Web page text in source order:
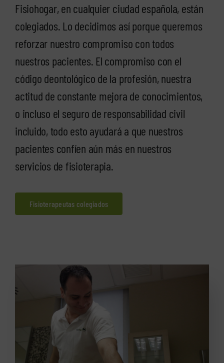
Fisiohogar, en cualquier ciudad española, están
colegiados. Lo decidimos así porque queremos
reforzar nuestro compromiso con todos
nuestros pacientes. El compromiso con el
código deontológico de la profesión, nuestra
actitud de constante mejora de conocimientos,
o incluso el seguro de responsabilidad civil
incluido, todo esto ayudará a que nuestros
pacientes confíen aún más en nuestros
servicios de fisioterapia.
Fisioterapeutas colegiados